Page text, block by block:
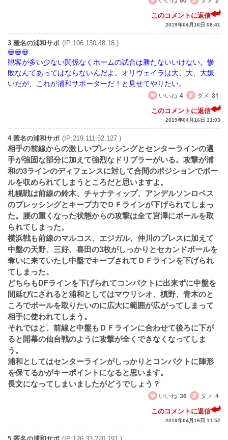
このコメントに返信
2019年04月16日 08:41
3 匿名の浦和サポ (IP:106.130.48.18 )
観客が多い少ない関係なくホームの試合は勝たないいけない。惨
敗なんてあってはならないんだよ。オリヴェイラは大、大、大嫌
いだが、これが浦和サポーターだ！と見せてやりたい。
いいね 4 ダメ 31
このコメントに返信
2019年04月16日 11:03
4 匿名の浦和サポ (IP:219.111.52.127 )
相手の前線からの激しいプレッシングとセンターラインの選
手が強固な部分に加えて強烈なドリブラーがいる。攻撃が浦
和の3ラインのディフェンスに対して合間のポジションでボー
ルを収められてしまうところだと思いますよ。
札幌戦は前線の鈴木、チャナティップ、アンデルソンロペス
のプレッシングとキープ力でＤＦラインが下げられてしまっ
た。腰の重くなった状態からの攻撃は全て宮澤にボールを取
られてしまった。
横浜戦も前線のマルコス、エジガル、仲川のプレスに加えて
中盤の天野、三好、喜田の3枚がしっかりとセカンドボールを
奪いに来ていたし中盤でキープされてＤＦラインを下げられ
てしまった。
どちらもDFラインを下げられてコンパクトに出来ずに中盤を
間延びにされると浦和としてはマウリシオ、槙野、青木のと
ころでボールを取りたいのに広大に範囲が広がってしまって
相手に使われてしまう。
それではと、前線と中盤もＤＦラインに合わせて後ろに下が
ると開幕の仙台戦のように攻撃が全くできなくなってしま
う。
浦和としてはセンターラインがしっかりとコンパクトに陣形
を保てるかがキーポイントになると思います。
長文になってしまいましたがどうでしょう？
いいね 36 ダメ 4
このコメントに返信
2019年04月16日 11:52